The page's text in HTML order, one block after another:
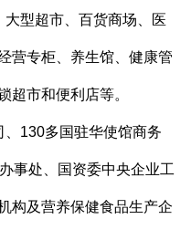
型超市、百货商场、医
营专柜、养生馆、健康管
超市和便利店等。
130多国驻华使馆商务
事处、国资委中央企业工
构及营养保健食品生产企